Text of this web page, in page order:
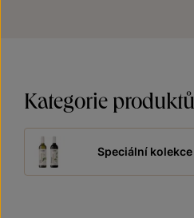
Kategorie produktů
Speciální kolekce